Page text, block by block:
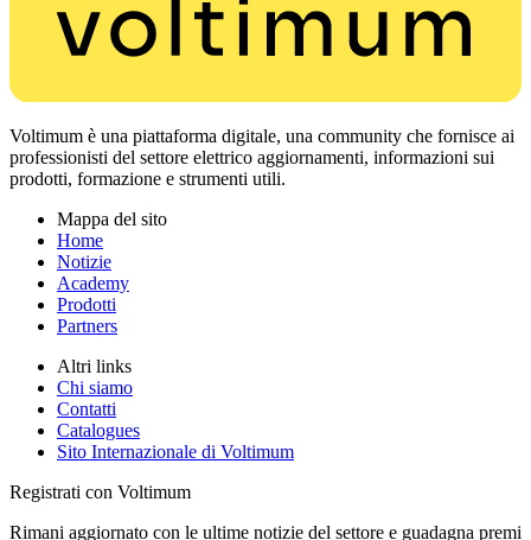
Voltimum è una piattaforma digitale, una community che fornisce ai
professionisti del settore elettrico aggiornamenti, informazioni sui
prodotti, formazione e strumenti utili.
Mappa del sito
Home
Notizie
Academy
Prodotti
Partners
Altri links
Chi siamo
Contatti
Catalogues
Sito Internazionale di Voltimum
Registrati con Voltimum
Rimani aggiornato con le ultime notizie del settore e guadagna premi